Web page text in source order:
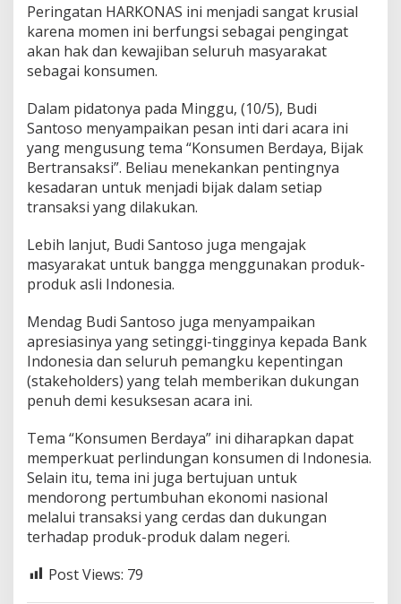
Peringatan HARKONAS ini menjadi sangat krusial
karena momen ini berfungsi sebagai pengingat
akan hak dan kewajiban seluruh masyarakat
sebagai konsumen.
Dalam pidatonya pada Minggu, (10/5), Budi
Santoso menyampaikan pesan inti dari acara ini
yang mengusung tema “Konsumen Berdaya, Bijak
Bertransaksi”. Beliau menekankan pentingnya
kesadaran untuk menjadi bijak dalam setiap
transaksi yang dilakukan.
Lebih lanjut, Budi Santoso juga mengajak
masyarakat untuk bangga menggunakan produk-
produk asli Indonesia.
Mendag Budi Santoso juga menyampaikan
apresiasinya yang setinggi-tingginya kepada Bank
Indonesia dan seluruh pemangku kepentingan
(stakeholders) yang telah memberikan dukungan
penuh demi kesuksesan acara ini.
Tema “Konsumen Berdaya” ini diharapkan dapat
memperkuat perlindungan konsumen di Indonesia.
Selain itu, tema ini juga bertujuan untuk
mendorong pertumbuhan ekonomi nasional
melalui transaksi yang cerdas dan dukungan
terhadap produk-produk dalam negeri.
Post Views: 79